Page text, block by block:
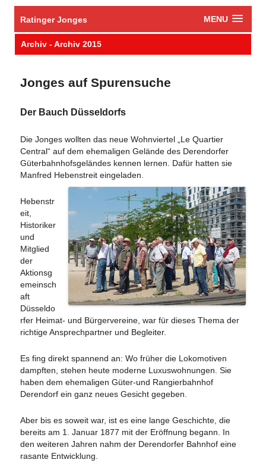
Ratinger Jonges MENU
Archiv - Archiv 2015
Jonges auf Spurensuche
Der Bauch Düsseldorfs
Die Jonges wollten das neue Wohnviertel „Le Quartier
Central“ auf dem ehemaligen Gelände des Derendorfer
Güterbahnhofsgeländes kennen lernen. Dafür hatten sie
Manfred Hebenstreit eingeladen.
Hebenstr
eit,
Historiker
und
Mitglied
der
Aktionsg
emeinsch
aft
Düsseldo
rfer Heimat- und Bürgervereine, war für dieses Thema der
richtige Ansprechpartner und Begleiter.
Es fing direkt spannend an: Wo früher die Lokomotiven
dampften, stehen heute moderne Luxuswohnungen. Sie
haben dem ehemaligen Güter-und Rangierbahnhof
Derendorf ein ganz neues Gesicht gegeben.
Aber bis es soweit war, ist es eine lange Geschichte, die
bereits am 1. Januar 1877 mit der Eröffnung begann. In
den weiteren Jahren nahm der Derendorfer Bahnhof eine
rasante Entwicklung.